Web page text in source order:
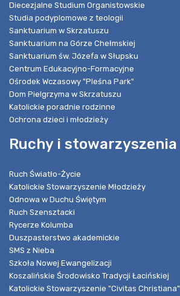
Diecezjalne Studium Organistowskie
Studia podyplomowe z teologii
Sanktuarium w Skrzatuszu
Sanktuarium na Górze Chełmskiej
Sanktuarium św. Józefa w Słupsku
Centrum Edukacyjno-Formacyjne
Ośrodek Wczasowy "Pleśna Park"
Dom Pielgrzyma w Skrzatuszu
Katolickie poradnie rodzinne
Ochrona dzieci i młodzieży
Ruchy i stowarzyszenia
Ruch Światło-Życie
Katolickie Stowarzyszenie Młodzieży
Odnowa w Duchu Świętym
Ruch Szensztacki
Rycerze Kolumba
Duszpasterstwo akademickie
SMS z Nieba
Szkoła Nowej Ewangelizacji
Koszalińskie Środowisko Tradycji Łacińskiej
Katolickie Stowarzyszenie "Civitas Christiana"